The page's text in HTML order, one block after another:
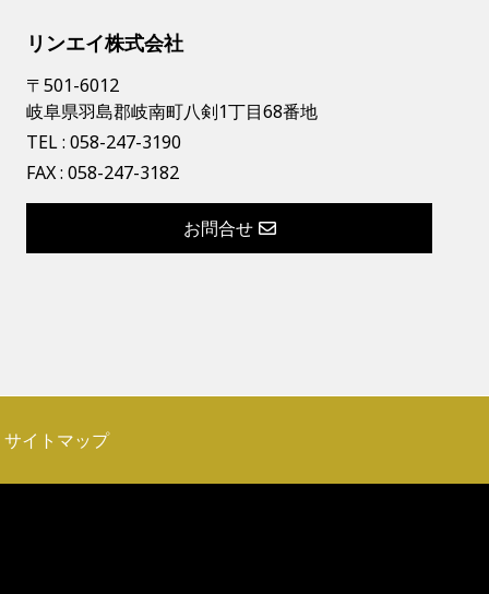
リンエイ株式会社
〒501-6012
岐阜県羽島郡岐南町八剣1丁目68番地
TEL : 058-247-3190
FAX : 058-247-3182
お問合せ
サイトマップ